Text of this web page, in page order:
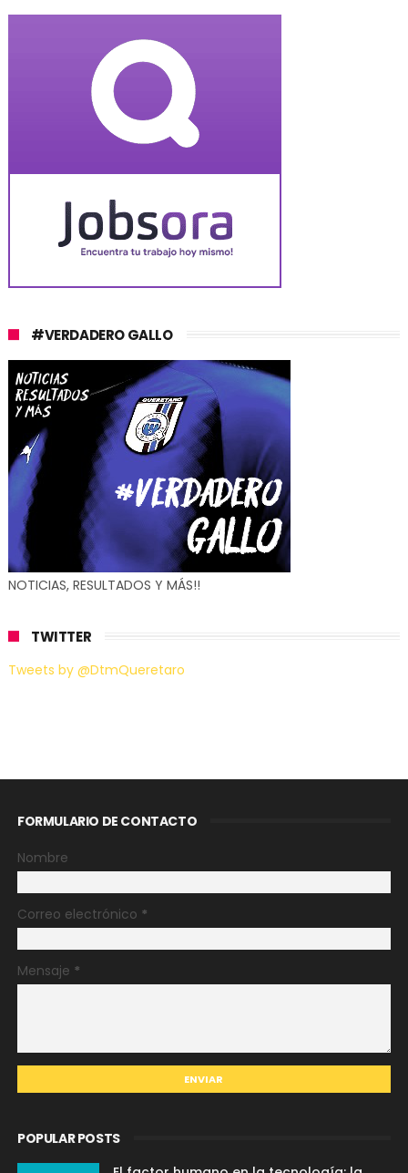
#VERDADERO GALLO
NOTICIAS, RESULTADOS Y MÁS!!
TWITTER
Tweets by @DtmQueretaro
FORMULARIO DE CONTACTO
Nombre
Correo electrónico *
Mensaje *
POPULAR POSTS